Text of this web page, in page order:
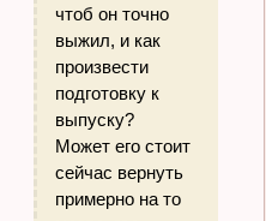
чтоб он точно
выжил, и как
произвести
подготовку к
выпуску?
Может его стоит
сейчас вернуть
примерно на то